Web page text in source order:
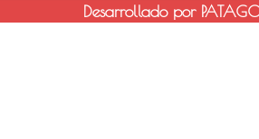
Desarrollado por